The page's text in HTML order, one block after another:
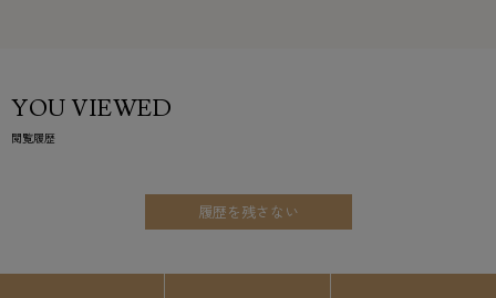
YOU VIEWED
閲覧履歴
履歴を残さない